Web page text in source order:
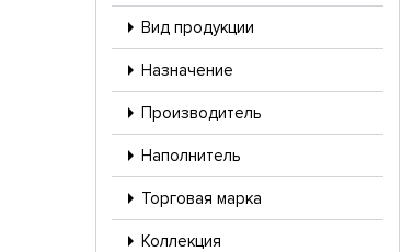
Вид продукции
Назначение
Производитель
Наполнитель
Торговая марка
Коллекция